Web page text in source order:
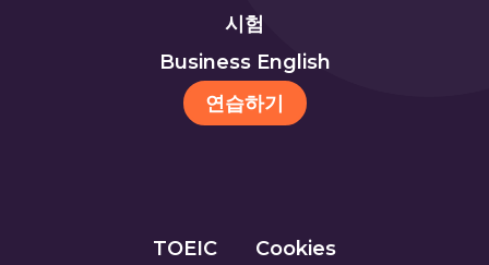
시험
Business English
연습하기
TOEIC Cookies